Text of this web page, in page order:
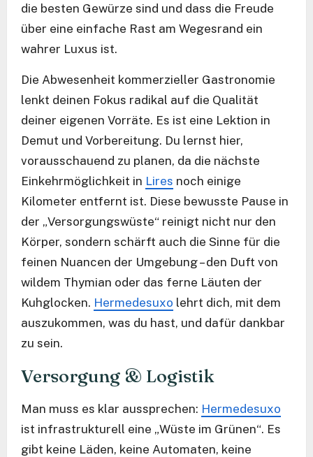
die besten Gewürze sind und dass die Freude
über eine einfache Rast am Wegesrand ein
wahrer Luxus ist.
Die Abwesenheit kommerzieller Gastronomie
lenkt deinen Fokus radikal auf die Qualität
deiner eigenen Vorräte. Es ist eine Lektion in
Demut und Vorbereitung. Du lernst hier,
vorausschauend zu planen, da die nächste
Einkehrmöglichkeit in Lires noch einige
Kilometer entfernt ist. Diese bewusste Pause in
der „Versorgungswüste“ reinigt nicht nur den
Körper, sondern schärft auch die Sinne für die
feinen Nuancen der Umgebung – den Duft von
wildem Thymian oder das ferne Läuten der
Kuhglocken. Hermedesuxo lehrt dich, mit dem
auszukommen, was du hast, und dafür dankbar
zu sein.
Versorgung & Logistik
Man muss es klar aussprechen: Hermedesuxo
ist infrastrukturell eine „Wüste im Grünen“. Es
gibt keine Läden, keine Automaten, keine